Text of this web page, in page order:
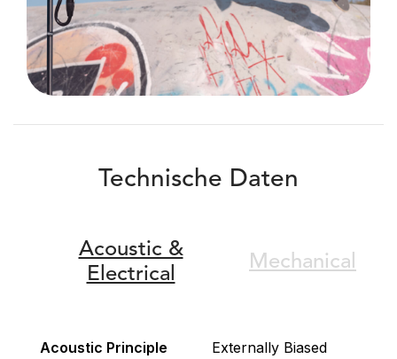
Technische Daten
Acoustic &
Electrical
Mechanical
Acoustic Principle
Externally Biased